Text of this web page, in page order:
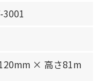
3001
× 高さ81m